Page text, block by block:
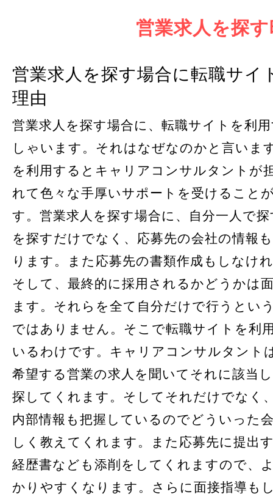
営業求人を探
営業求人を探す場合に転職サイ
理由
営業求人を探す場合に、転職サイトを利
しゃいます。それはなぜなのかと言いま
を利用するとキャリアコンサルタントが
れて色々な手厚いサポートを受けること
す。営業求人を探す場合に、自分一人で
を探すだけでなく、応募先の会社の情報
ります。また応募先の書類作成もしなけ
そして、最終的に採用されるかどうかは
ます。それらを全て自分だけで行うとい
ではありません。そこで転職サイトを利
いるわけです。キャリアコンサルタント
希望する営業の求人を聞いてそれに該当
探してくれます。そしてそれだけでなく
内部情報も把握しているのでどういった
しく教えてくれます。また応募先に提出
経歴書なども添削をしてくれますので、
かりやすくなります。さらに面接指導も